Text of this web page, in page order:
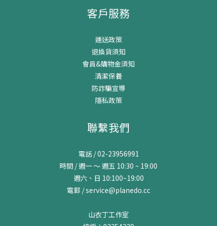
客戶服務
運送政策
退換貨須知
會員&購物金須知
清潔保養
防詐騙宣導
隱私政策
聯繫我們
電話 / 02-23956991
時間 / 週一 ～ 週五 10:30 ~ 19:00
週六、日 10:100~19:00
電郵 / service@planedo.cc
山衣丁工作室